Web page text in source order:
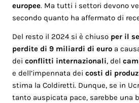
europee. Ma tutti i settori devono
secondo quanto ha affermato di
Del resto il 2024 si è chiuso per il
perdite di 9 miliardi di euro a
deiconflitti internazionali, del
e dell’impennata deicosti di
stima la Coldiretti. Dunque, se in
tanto auspicata pace, sarebbe una